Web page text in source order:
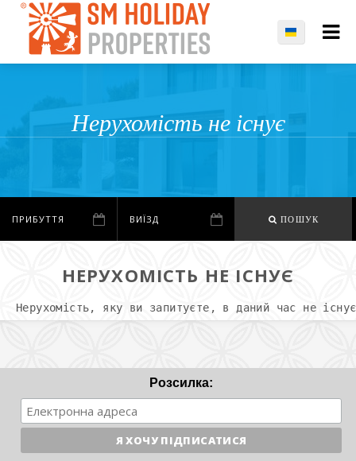
Нерухомість не існує
ПОШУК
НЕРУХОМІСТЬ НЕ ІСНУЄ
Нерухомість, яку ви запитуєте, в даний час не
Розсилка: